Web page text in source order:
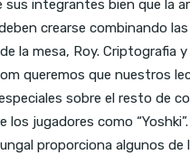
sus integrantes bien que la
crearse combinando
la mesa, Roy. Criptografia
queremos que nuestros
sobre el resto de
los jugadores como
proporciona algunos de